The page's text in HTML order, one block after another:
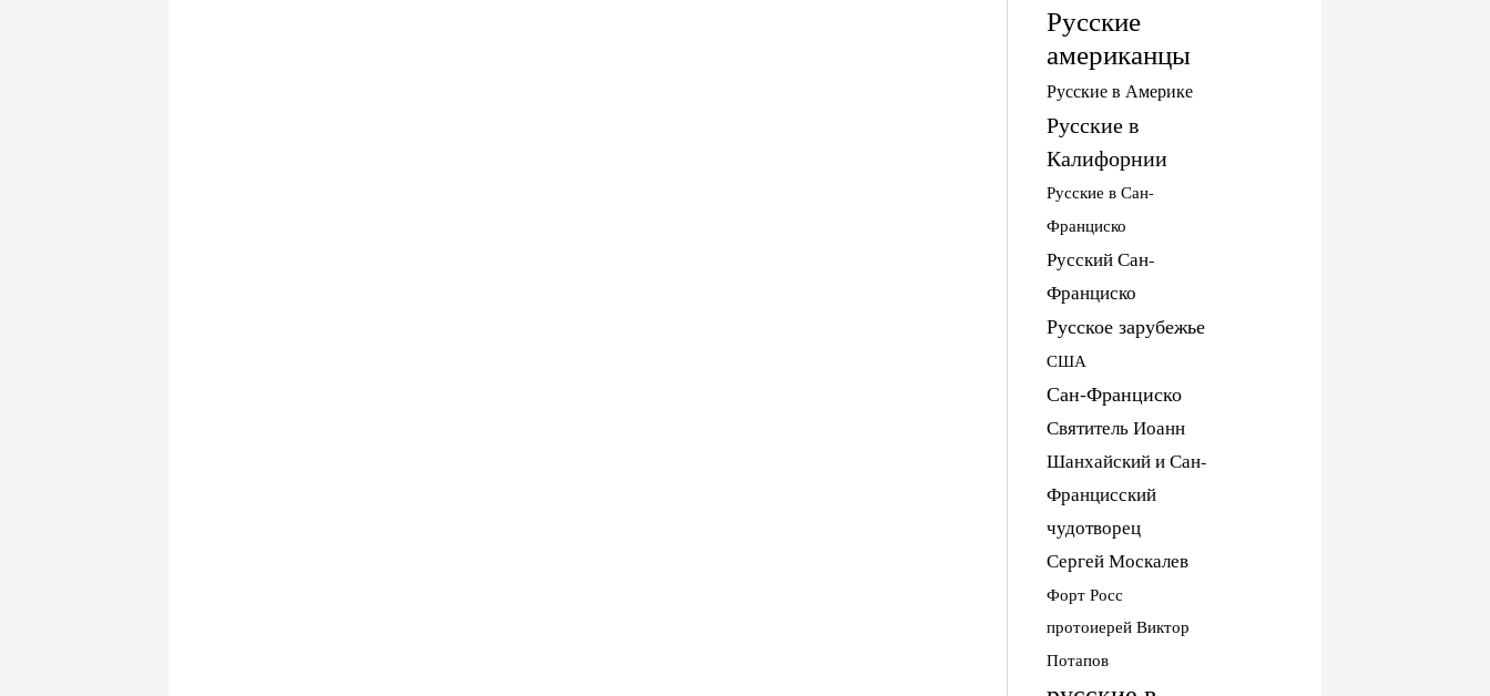
Русские
американцы
Русские в Америке
Русские в
Калифорнии
Русские в Сан-
Франциско
Русский Сан-
Франциско
Русское зарубежье
США
Сан-Франциско
Святитель Иоанн
Шанхайский и Сан-
Францисский
чудотворец
Сергей Москалев
Форт Росс
протоиерей Виктор
Потапов